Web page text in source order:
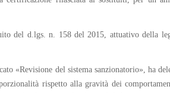
del d.lgs. n. 158 del 2015, attuativo della
«Revisione del sistema sanzionatorio», ha
rispetto alla gravità dei